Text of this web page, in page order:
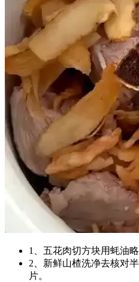
1、五花肉切方块用蚝油略
2、新鲜山楂洗净去核对
片。